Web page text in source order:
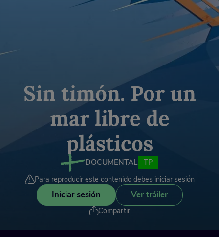
Sin timón. Por un
mar libre de
plásticos
DOCUMENTAL TP
Para reproducir este contenido debes iniciar sesión
Iniciar sesión Ver tráiler
Compartir